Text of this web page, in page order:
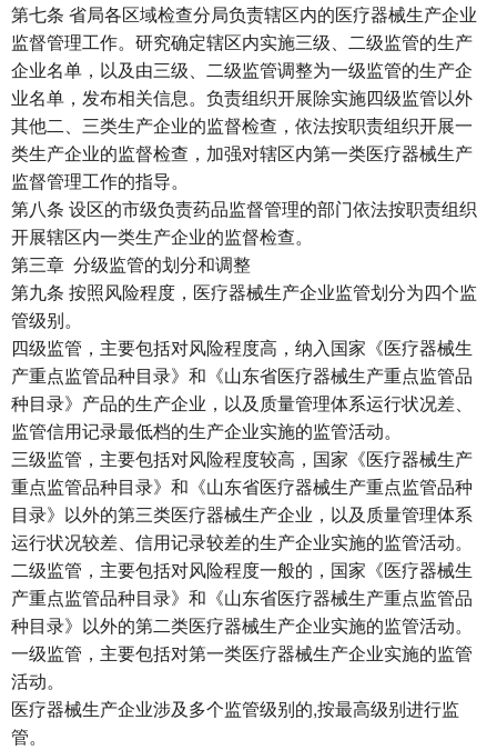
第七条 省局各区域检查分局负责辖区内的医疗器械生产企业
监督管理工作。研究确定辖区内实施三级、二级监管的生产
企业名单，以及由三级、二级监管调整为一级监管的生产企
业名单，发布相关信息。负责组织开展除实施四级监管以外
其他二、三类生产企业的监督检查，依法按职责组织开展一
类生产企业的监督检查，加强对辖区内第一类医疗器械生产
监督管理工作的指导。
第八条 设区的市级负责药品监督管理的部门依法按职责组织
开展辖区内一类生产企业的监督检查。
第三章 分级监管的划分和调整
第九条 按照风险程度，医疗器械生产企业监管划分为四个监
管级别。
四级监管，主要包括对风险程度高，纳入国家《医疗器械生
产重点监管品种目录》和《山东省医疗器械生产重点监管品
种目录》产品的生产企业，以及质量管理体系运行状况差、
监管信用记录最低档的生产企业实施的监管活动。
三级监管，主要包括对风险程度较高，国家《医疗器械生产
重点监管品种目录》和《山东省医疗器械生产重点监管品种
目录》以外的第三类医疗器械生产企业，以及质量管理体系
运行状况较差、信用记录较差的生产企业实施的监管活动。
二级监管，主要包括对风险程度一般的，国家《医疗器械生
产重点监管品种目录》和《山东省医疗器械生产重点监管品
种目录》以外的第二类医疗器械生产企业实施的监管活动。
一级监管，主要包括对第一类医疗器械生产企业实施的监管
活动。
医疗器械生产企业涉及多个监管级别的,按最高级别进行监
管。